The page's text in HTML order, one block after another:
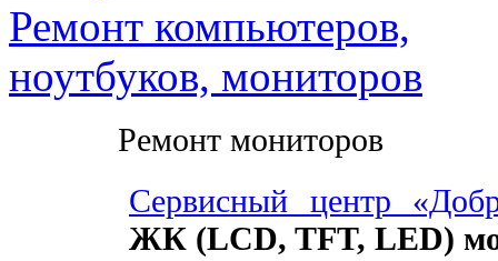
Ремонт компьютеров,
ноутбуков, мониторов
Ремонт мониторов
Сервисный центр
ЖК (LCD, TFT, LED)